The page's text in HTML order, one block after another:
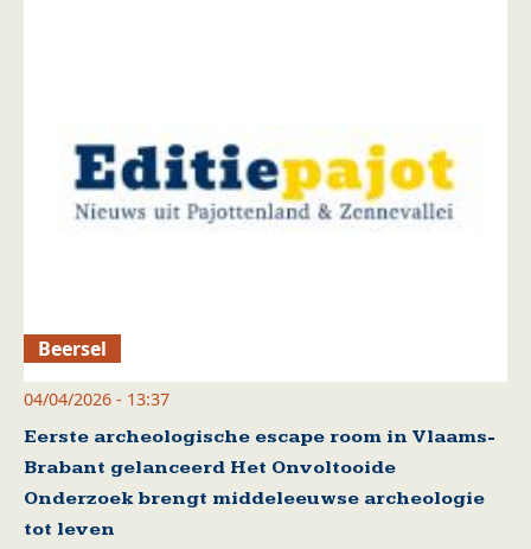
Beersel
04/04/2026 - 13:37
Eerste archeologische escape room in Vlaams-
Brabant gelanceerd Het Onvoltooide
Onderzoek brengt middeleeuwse archeologie
tot leven